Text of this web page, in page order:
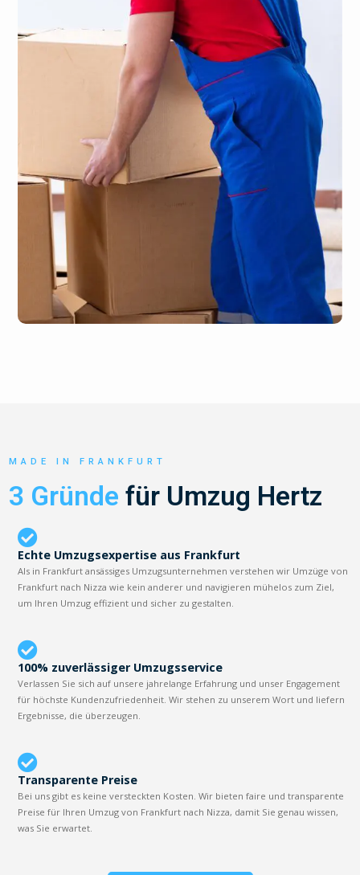
MADE IN FRANKFURT
3 Gründe für Umzug Hertz
Echte Umzugsexpertise aus Frankfurt
Als in Frankfurt ansässiges Umzugsunternehmen verstehen wir Umzüge von
Frankfurt nach Nizza wie kein anderer und navigieren mühelos zum Ziel,
um Ihren Umzug effizient und sicher zu gestalten.
100% zuverlässiger Umzugsservice
Verlassen Sie sich auf unsere jahrelange Erfahrung und unser Engagement
für höchste Kundenzufriedenheit. Wir stehen zu unserem Wort und liefern
Ergebnisse, die überzeugen.
Transparente Preise
Bei uns gibt es keine versteckten Kosten. Wir bieten faire und transparente
Preise für Ihren Umzug von Frankfurt nach Nizza, damit Sie genau wissen,
was Sie erwartet.